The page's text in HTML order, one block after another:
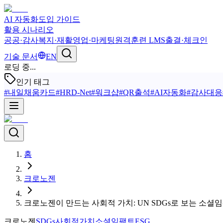
AI 자동화도입 가이드
활용 시나리오
공공·감사복지·재활영업·마케팅원격훈련 LMS출결·체크인
기술 문서
EN
로딩 중...
인기 태그
#내일채움카드#HRD-Net#워크샵#QR출석#AI자동화#감사대응
홈
크로노젠
크로노젠이 만드는 사회적 가치: UN SDGs로 보는 소셜
크로노젠 SDGs사회적가치 소셜임팩트ESG